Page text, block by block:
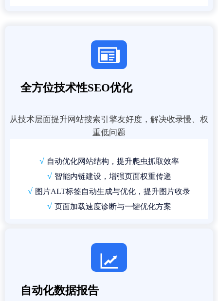

全方位技术性SEO优化
从技术层面提升网站搜索引擎友好度，解决收录慢、权
重低问题
√ 自动优化网站结构，提升爬虫抓取效率
√ 智能内链建设，增强页面权重传递
√ 图片ALT标签自动生成与优化，提升图片收录
√ 页面加载速度诊断与一键优化方案

自动化数据报告